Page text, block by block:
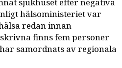
sjukhuset efter negativa
hälsoministeriet var
redan innan
finns fem personer
samordnats av regionala